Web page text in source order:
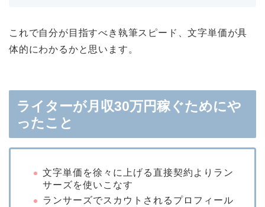
これで自分が目指すべき執筆スピード、文字単価が具
体的にわかるかと思います。
ライターが月収30万円稼ぐためにや
ったこと
文字単価を徐々に上げる直接契約よりラン
サーズを使いこなす
ランサーズでスカウトされるプロフィール